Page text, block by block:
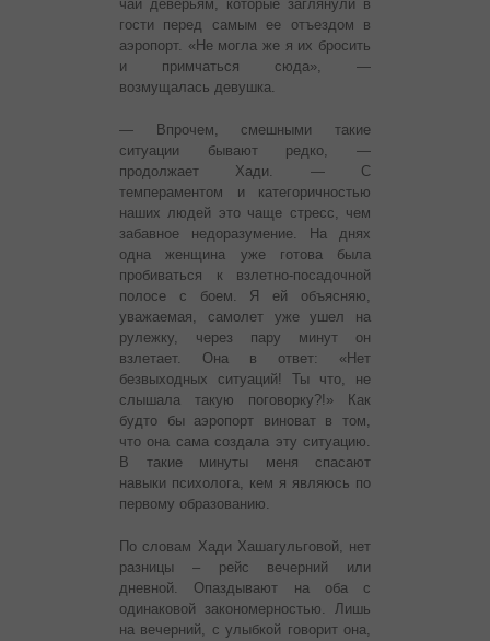
чай деверьям, которые заглянули в
гости перед самым ее отъездом в
аэропорт. «Не могла же я их бросить
и примчаться сюда», —
возмущалась девушка.
— Впрочем, смешными такие
ситуации бывают редко, —
продолжает Хади. — С
темпераментом и категоричностью
наших людей это чаще стресс, чем
забавное недоразумение. На днях
одна женщина уже готова была
пробиваться к взлетно-посадочной
полосе с боем. Я ей объясняю,
уважаемая, самолет уже ушел на
рулежку, через пару минут он
взлетает. Она в ответ: «Нет
безвыходных ситуаций! Ты что, не
слышала такую поговорку?!» Как
будто бы аэропорт виноват в том,
что она сама создала эту ситуацию.
В такие минуты меня спасают
навыки психолога, кем я являюсь по
первому образованию.
По словам Хади Хашагульговой, нет
разницы – рейс вечерний или
дневной. Опаздывают на оба с
одинаковой закономерностью. Лишь
на вечерний, с улыбкой говорит она,